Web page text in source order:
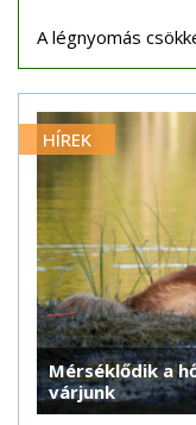
A légnyomás
HÍREK
Mérséklődik a
várjunk